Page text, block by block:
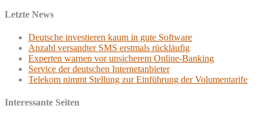
Letzte News
Deutsche investieren kaum in gute Software
Anzahl versandter SMS erstmals rückläufig
Experten warnen vor unsicherem Online-Banking
Service der deutschen Internetanbieter
Telekom nimmt Stellung zur Einführung der Volumentarife
Interessante Seiten